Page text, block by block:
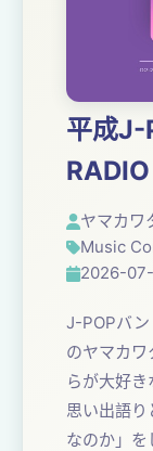
平成J-
RADIO
ヤマカワ
Music
2026-
J-POPバ
のヤマカ
らが大好
思い出語り
なのか」を